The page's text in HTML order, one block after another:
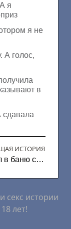
я
я не
А голос,
в
сдавала
ИСТОРИЯ
Зять пошел в баню с тещей
секс истории
лет!